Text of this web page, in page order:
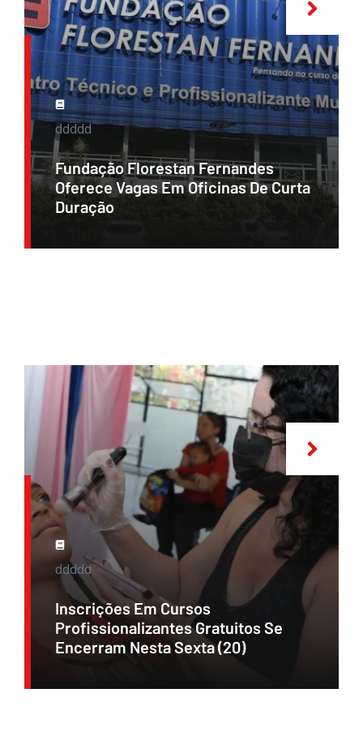
ddddd
Fundação Florestan Fernandes
Oferece Vagas Em Oficinas De Curta
Duração
ddddd
Inscrições Em Cursos
Profissionalizantes Gratuitos Se
Encerram Nesta Sexta (20)